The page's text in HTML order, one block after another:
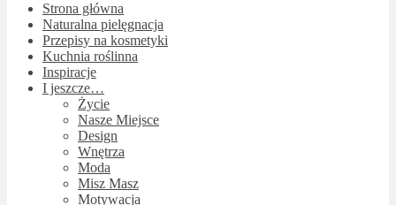
Strona główna
Naturalna pielęgnacja
Przepisy na kosmetyki
Kuchnia roślinna
Inspiracje
I jeszcze…
Życie
Nasze Miejsce
Design
Wnętrza
Moda
Misz Masz
Motywacja